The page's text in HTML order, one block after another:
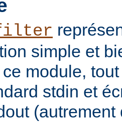
simple et
ce module,
stdin et